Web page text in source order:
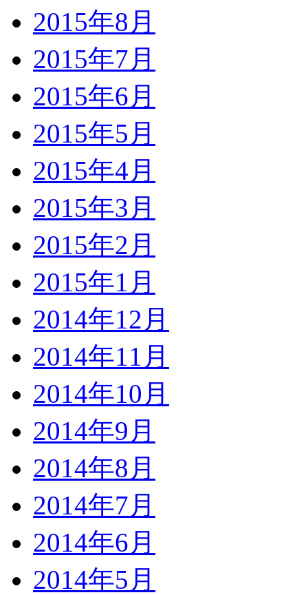
2015年8月
2015年7月
2015年6月
2015年5月
2015年4月
2015年3月
2015年2月
2015年1月
2014年12月
2014年11月
2014年10月
2014年9月
2014年8月
2014年7月
2014年6月
2014年5月